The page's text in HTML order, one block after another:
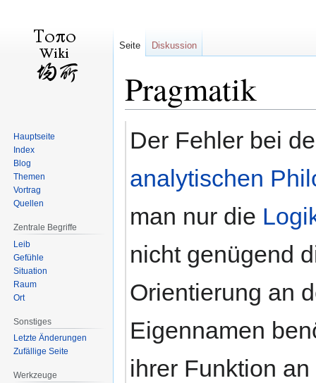
Pragmatik
Navigation
Suche
Der Fehler bei
analytischen
man nur die
nicht genügend
Orientierung an
Eigennamen
ihrer Funktion
Seite Diskussion
Hauptseite
Index
Blog
Themen
Vortrag
Quellen
Zentrale Begriffe
Leib
Gefühle
Situation
Raum
Ort
Sonstiges
Letzte Änderungen
Zufällige Seite
Werkzeuge